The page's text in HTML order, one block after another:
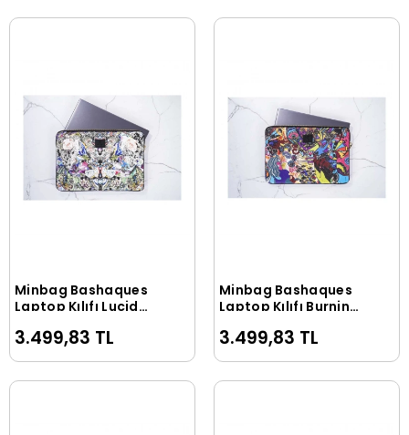
Sepete Ekle
Minbag Bashaques
Laptop Kılıfı Lucid
3.499,83 TL
Sepete Ekle
Minbag Bashaques
Laptop Kılıfı Burning
3.499,83 TL